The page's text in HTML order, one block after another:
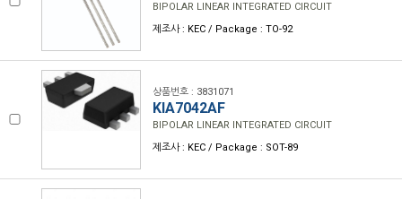
BIPOLAR LINEAR INTEGRATED CIRCUIT
제조사 : KEC / Package : TO-92
상품번호 : 3831071
KIA7042AF
BIPOLAR LINEAR INTEGRATED CIRCUIT
제조사 : KEC / Package : SOT-89